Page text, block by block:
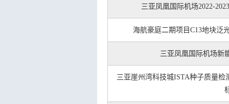
三亚凤凰国际机场2022-
海航豪庭二期项目C13地块泛
三亚凤凰国际机场新
三亚崖州湾科技城ISTA种子质量